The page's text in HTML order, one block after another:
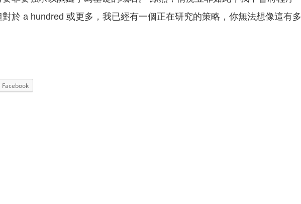
對於 a hundred 或更多，我已經有一個正在研究的策略，你無法想像這有多
Facebook